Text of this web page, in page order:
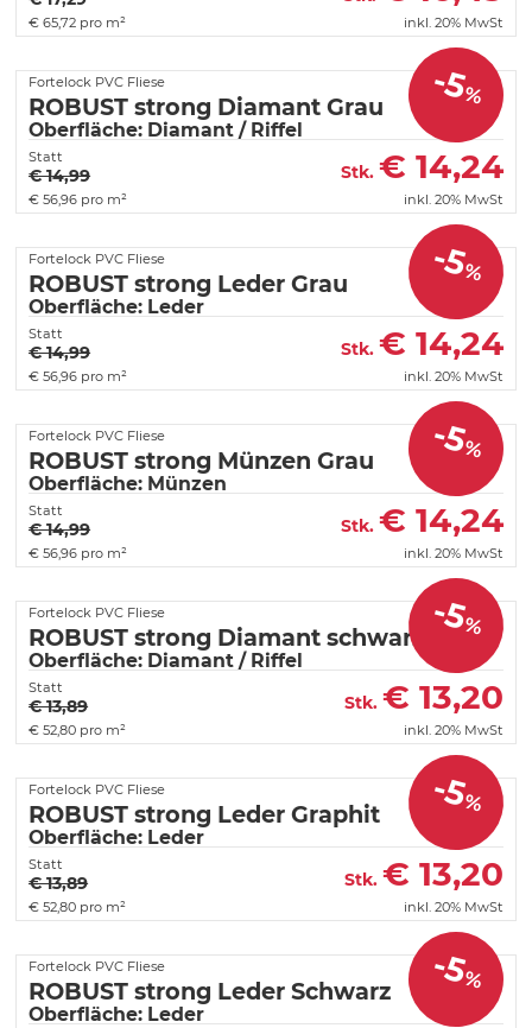
€ 65,72 pro m² inkl. 20% MwSt
-5%
Fortelock PVC Fliese
ROBUST strong Diamant Grau
Oberfläche: Diamant / Riffel
Statt
€ 14,99 Stk. € 14,24
€ 56,96 pro m² inkl. 20% MwSt
-5%
Fortelock PVC Fliese
ROBUST strong Leder Grau
Oberfläche: Leder
Statt
€ 14,99 Stk. € 14,24
€ 56,96 pro m² inkl. 20% MwSt
-5%
Fortelock PVC Fliese
ROBUST strong Münzen Grau
Oberfläche: Münzen
Statt
€ 14,99 Stk. € 14,24
€ 56,96 pro m² inkl. 20% MwSt
-5%
Fortelock PVC Fliese
ROBUST strong Diamant schwarz
Oberfläche: Diamant / Riffel
Statt
€ 13,89 Stk. € 13,20
€ 52,80 pro m² inkl. 20% MwSt
-5%
Fortelock PVC Fliese
ROBUST strong Leder Graphit
Oberfläche: Leder
Statt
€ 13,89 Stk. € 13,20
€ 52,80 pro m² inkl. 20% MwSt
-5%
Fortelock PVC Fliese
ROBUST strong Leder Schwarz
Oberfläche: Leder